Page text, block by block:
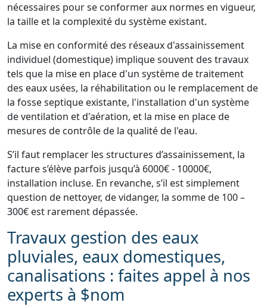
nécessaires pour se conformer aux normes en vigueur,
la taille et la complexité du système existant.
La mise en conformité des réseaux d'assainissement
individuel (domestique) implique souvent des travaux
tels que la mise en place d'un système de traitement
des eaux usées, la réhabilitation ou le remplacement de
la fosse septique existante, l'installation d'un système
de ventilation et d'aération, et la mise en place de
mesures de contrôle de la qualité de l'eau.
S’il faut remplacer les structures d’assainissement, la
facture s’élève parfois jusqu’à 6000€ - 10000€,
installation incluse. En revanche, s’il est simplement
question de nettoyer, de vidanger, la somme de 100 –
300€ est rarement dépassée.
Travaux gestion des eaux
pluviales, eaux domestiques,
canalisations : faites appel à nos
experts à $nom